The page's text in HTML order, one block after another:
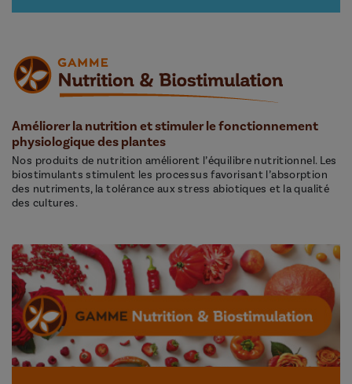
Améliorer la nutrition et stimuler le fonctionnement
physiologique des plantes
Nos produits de nutrition améliorent l’équilibre nutritionnel. Les
biostimulants stimulent les processus favorisant l’absorption
des nutriments, la tolérance aux stress abiotiques et la qualité
des cultures.